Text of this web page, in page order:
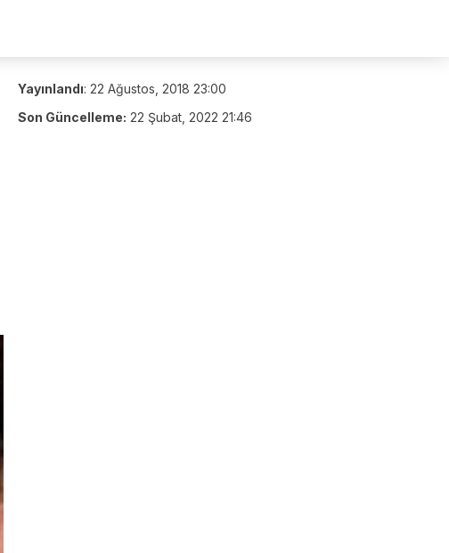
Yayınlandı: 22 Ağustos, 2018 23:00
Son Güncelleme: 22 Şubat, 2022 21:46